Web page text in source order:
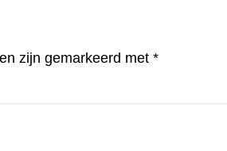
zijn gemarkeerd met *